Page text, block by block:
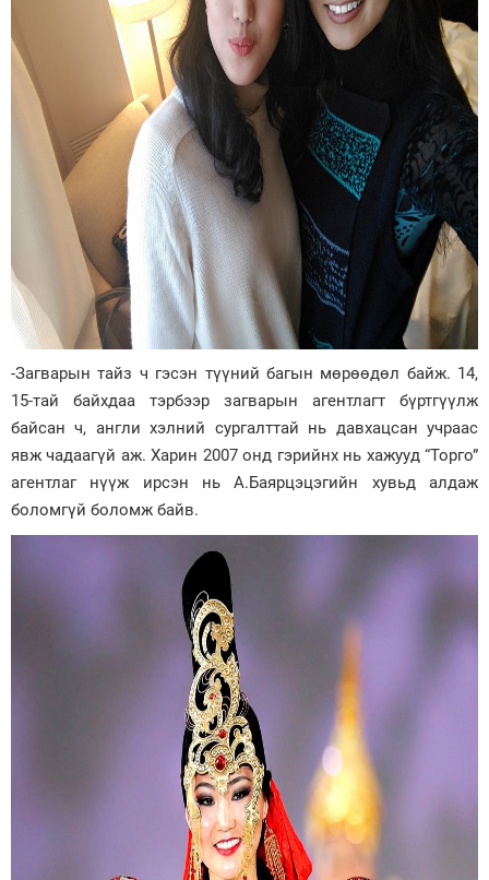
-Загварын тайз ч гэсэн түүний багын мөрөөдөл байж. 14,
15-тай байхдаа тэрбээр загварын агентлагт бүртгүүлж
байсан ч, англи хэлний сургалттай нь давхацсан учраас
явж чадаагүй аж. Харин 2007 онд гэрийнх нь хажууд “Торго”
агентлаг нүүж ирсэн нь А.Баярцэцэгийн хувьд алдаж
боломгүй боломж байв.